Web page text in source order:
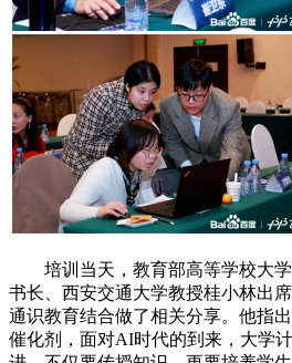
培训当天，教育部高等学校大学
书长、西安交通大学教授桂小林出
通识教育结合做了相关分享。他指
催化剂，面对AI时代的到来，大学